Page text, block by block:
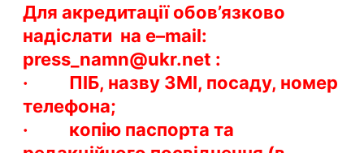
Для акредитації обов’язково
надіслати на e–mail:
press_ namn@ukr.net :
· ПІБ, назву ЗМІ, посаду, номер
телефона;
· копію паспорта та